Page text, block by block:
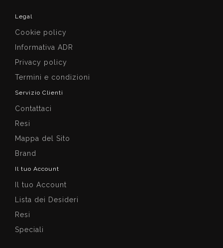
Legal
Cookie policy
Informativa ADR
Privacy policy
Termini e condizioni
Servizio Clienti
Contattaci
Resi
Mappa del Sito
Brand
Il tuo Account
Il tuo Account
Lista dei Desideri
Resi
Speciali